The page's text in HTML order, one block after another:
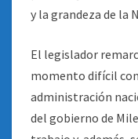
y la grandeza de la
El legislador
momento difícil
administración
del gobierno de